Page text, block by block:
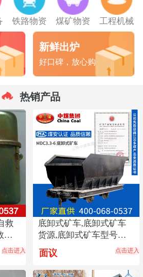
铁路物资 煤矿物资 工程机械
新鲜出炉
好口碑，放心购
热销产品
救
器
点击进入
底卸式矿车,底卸式矿车
货源,底卸式矿车型号齐
全
面议 点击进入